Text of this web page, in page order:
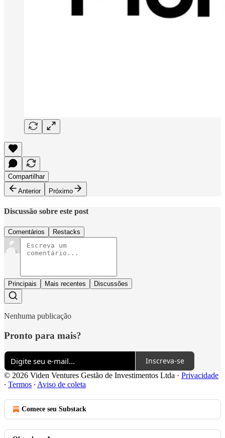
Compartilhar
Anterior
Próximo
Discussão sobre este post
Comentários Restacks
Principais Mais recentes Discussões
Nenhuma publicação
Pronto para mais?
Inscreva-se
© 2026 Viden Ventures Gestão de Investimentos Ltda · Privacidade
∙ Termos ∙ Aviso de coleta
Comece seu Substack